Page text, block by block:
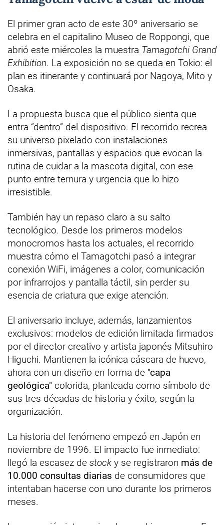
El primer gran acto de este 30º aniversario se
celebra en el capitalino Museo de Roppongi, que
abrió este miércoles la muestra Tamagotchi Grand
Exhibition. La exposición no se queda en Tokio: el
plan es itinerante y continuará por Nagoya, Mito y
Osaka.
La propuesta busca que el público sienta que
entra “dentro” del dispositivo. El recorrido recrea
su universo pixelado con instalaciones
inmersivas, pantallas y espacios que evocan la
rutina de cuidar a la mascota digital, con ese
punto entre ternura y urgencia que lo hizo
irresistible.
También hay un repaso claro a su salto
tecnológico. Desde los primeros modelos
monocromos hasta los actuales, el recorrido
muestra cómo el Tamagotchi pasó a integrar
conexión WiFi, imágenes a color, comunicación
por infrarrojos y pantalla táctil, sin perder su
esencia de criatura que exige atención.
El aniversario incluye, además, lanzamientos
exclusivos: modelos de edición limitada firmados
por el director creativo y artista japonés Mitsuhiro
Higuchi. Mantienen la icónica cáscara de huevo,
ahora con un diseño en forma de "capa
geológica" colorida, planteada como símbolo de
sus tres décadas de historia y éxito, según la
organización.
La historia del fenómeno empezó en Japón en
noviembre de 1996. El impacto fue inmediato:
llegó la escasez de stock y se registraron más de
10.000 consultas diarias de consumidores que
intentaban hacerse con uno durante los primeros
meses.